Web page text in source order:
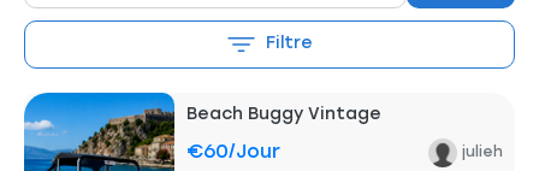
Filtre
Beach Buggy Vintage
€60/jour julieh